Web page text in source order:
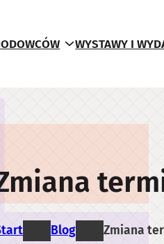
WYSTAWY I
Blog Zmiana